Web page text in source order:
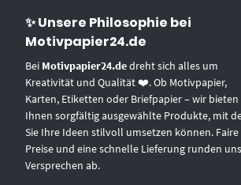
✨ Unsere Philosophie bei
Motivpapier24.de
Bei Motivpapier24.dedreht sich alles um
Kreativität und Qualität ❤️. Ob Motivpapier,
Karten, Etiketten oder Briefpapier – wir bieten
Ihnen sorgfältig ausgewählte Produkte, mit
Sie Ihre Ideen stilvoll umsetzen können. Faire
Preise und eine schnelle Lieferung runden
Versprechen ab.